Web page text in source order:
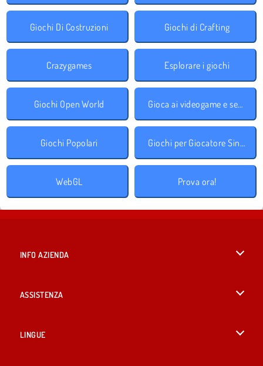
Giochi Di Costruzioni Giochi di Crafting
Crazygames Esplorare i giochi
Giochi Open World Gioca ai videogame e segui le direttive!
Giochi Popolari Giochi per Giocatore Singolo
WebGL Prova ora!
INFO AZIENDA
ASSISTENZA
LINGUE